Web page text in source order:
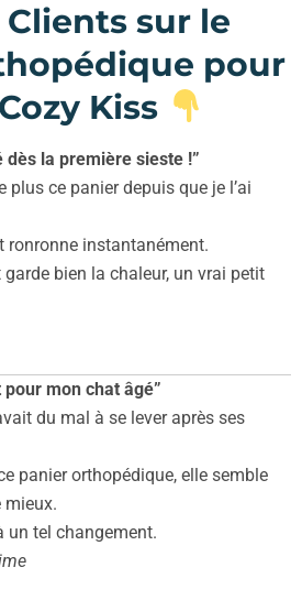
Clients sur le
pour
Kiss
dès la première sieste !”
ce panier depuis que je l’ai
ronronne instantanément.
bien la chaleur, un vrai petit
pour mon chat âgé”
du mal à se lever après ses
panier orthopédique, elle semble
mieux.
un tel changement.